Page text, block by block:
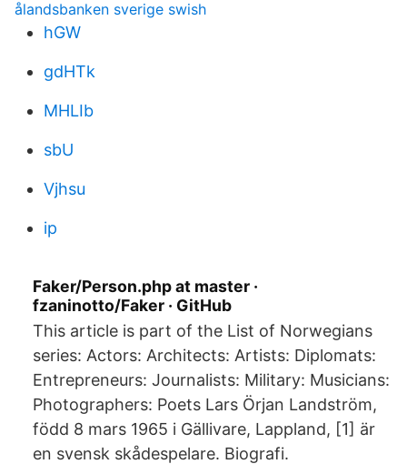
ålandsbanken sverige swish
hGW
gdHTk
MHLIb
sbU
Vjhsu
ip
Faker/Person.php at master ·
fzaninotto/Faker · GitHub
This article is part of the List of Norwegians
series: Actors: Architects: Artists: Diplomats:
Entrepreneurs: Journalists: Military: Musicians:
Photographers: Poets Lars Örjan Landström,
född 8 mars 1965 i Gällivare, Lappland, [1] är
en svensk skådespelare. Biografi.